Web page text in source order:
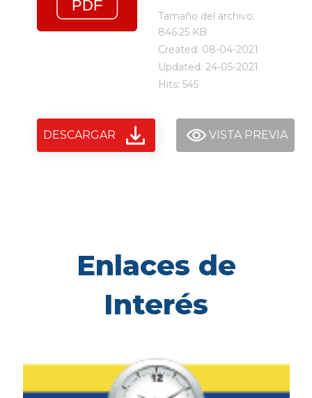
Tamaño del archivo:
846.25 KB
Created: 08-04-2021
Updated: 24-05-2021
Hits: 545
DESCARGAR VISTA PREVIA
Enlaces de
Interés